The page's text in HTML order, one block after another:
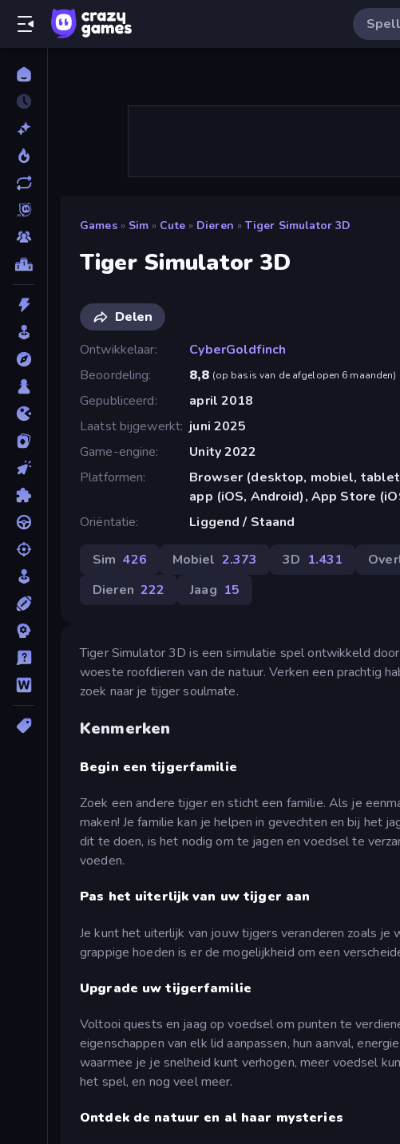
Games » Sim » Cute » Dieren » Tiger Simulator 3D
Tiger Simulator 3D
Delen
Ontwikkelaar
CyberGoldfinch
Beoordeling
8,8 (op basis van de afgelopen 6 maanden)
Gepubliceerd
april 2018
Laatst bijgewerkt juni 2025
Game-engine
Unity 2022
Platformen
Browser (desktop, mobiel,
app (iOS, Android), App Store
Oriëntatie
Liggend / Staand
Sim 426 Mobiel 2.373 3D 1.431
Dieren 222 Jaag 15
Tiger Simulator 3D is een simulatie spel ontwikkeld
woeste roofdieren van de natuur. Verken een prachtig
zoek naar je tijger soulmate.
Kenmerken
Begin een tijgerfamilie
Zoek een andere tijger en sticht een familie. Als je
maken! Je familie kan je helpen in gevechten en bij het
dit te doen, is het nodig om te jagen en voedsel te
voeden.
Pas het uiterlijk van uw tijger aan
Je kunt het uiterlijk van jouw tijgers veranderen zoals je
grappige hoeden is er de mogelijkheid om een
Upgrade uw tijgerfamilie
Voltooi quests en jaag op voedsel om punten te
eigenschappen van elk lid aanpassen, hun aanval,
waarmee je je snelheid kunt verhogen, meer voedsel
het spel, en nog veel meer.
Ontdek de natuur en al haar mysteries